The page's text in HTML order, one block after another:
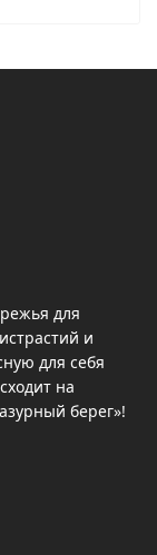
для
и
для себя
на
берег»!